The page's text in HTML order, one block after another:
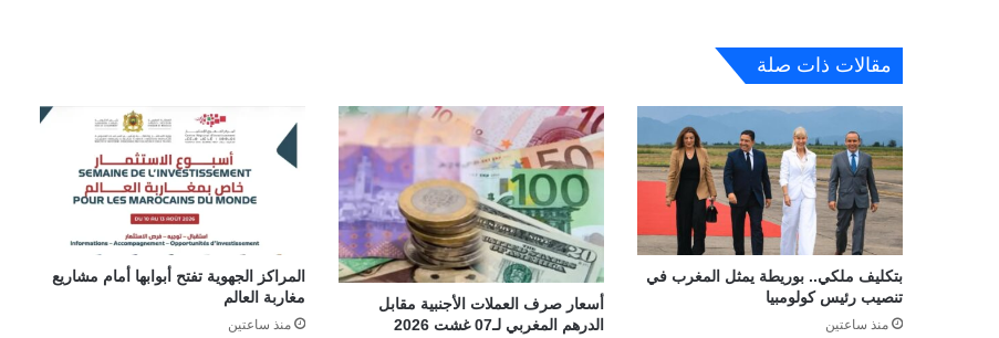
مقالات ذات صلة
بتكليف ملكي.. بوريطة يمثل المغرب في
تنصيب رئيس كولومبيا
منذ ساعتين
أسعار صرف العملات الأجنبية مقابل
الدرهم المغربي لـ07 غشت 2026
المراكز الجهوية تفتح أبوابها أمام مشاريع
مغاربة العالم
منذ ساعتين